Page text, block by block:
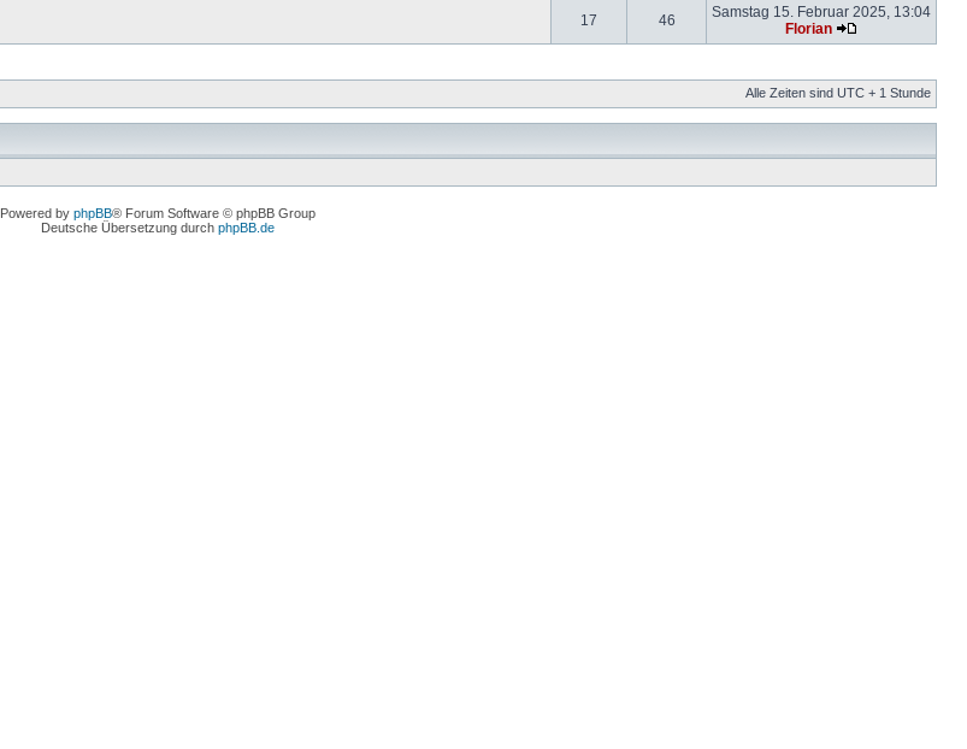
17 46
Samstag 15. Februar 2025, 13:04
Florian
Alle Zeiten sind UTC + 1 Stunde
Powered by phpBB® Forum Software © phpBB Group
Deutsche Übersetzung durch phpBB.de